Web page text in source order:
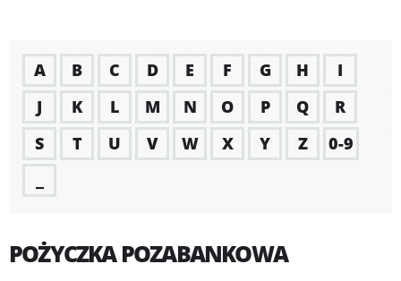
A B C D E F G H
I
J
K L M N O P Q
R
S
T U V W X Y Z
0-9
POŻYCZKA POZABANKOWA